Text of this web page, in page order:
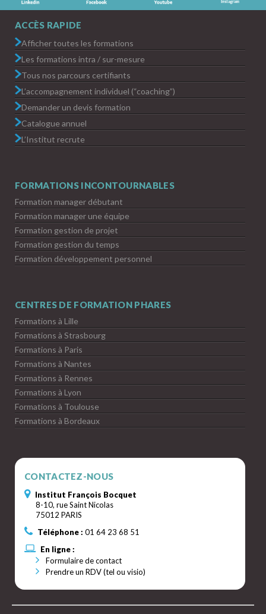
ACCÈS RAPIDE
Afficher toutes les formations
Les formations intra / sur-mesure
Tous nos parcours certifiants
L’accompagnement individuel (“coaching”)
Demander un devis formation
Catalogue annuel
L’Institut recrute
FORMATIONS INCONTOURNABLES
Formation manager débutant
Formation manager une équipe
Formation gestion de projet
Formation gestion du temps
Formation développement personnel
CENTRES DE FORMATION PHARES
Formations à Lille
Formations à Strasbourg
Formations à Paris
Formations à Nantes
Formations à Rennes
Formations à Lyon
Formations à Toulouse
Formations à Bordeaux
CONTACTEZ-NOUS
Institut François Bocquet
8-10, rue Saint Nicolas
75012 PARIS
Téléphone : 01 64 23 68 51
En ligne :
Formulaire de contact
Prendre un RDV (tel ou visio)